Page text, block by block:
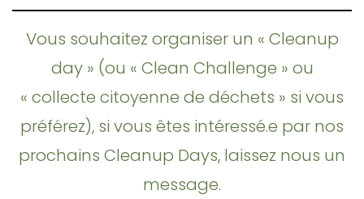
Vous souhaitez organiser un « Cleanup
day » (ou « Clean Challenge » ou
« collecte citoyenne de déchets » si vous
préférez), si vous êtes intéressé.e par nos
prochains Cleanup Days, laissez nous un
message.